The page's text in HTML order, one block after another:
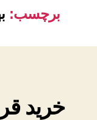
برچسب:
خرید